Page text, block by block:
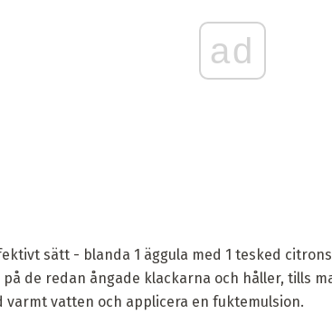
ad
sätt - blanda 1 äggula med 1 tesked
de redan ångade klackarna och håller, tills
varmt vatten och applicera en fuktemulsion.